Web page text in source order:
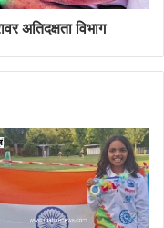
अतिदक्षता विभाग